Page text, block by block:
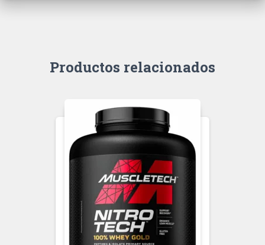
Productos relacionados